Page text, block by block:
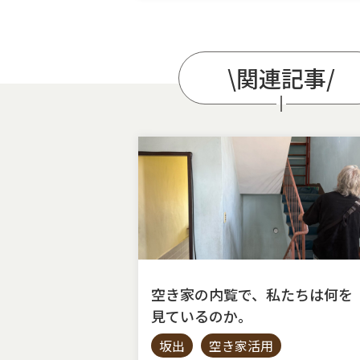
\関連記事/
空き家の内覧で、私たちは何を
見ているのか。
坂出
空き家活用